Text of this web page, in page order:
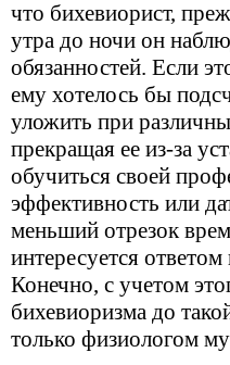
что бихевиорист,
утра до ночи он
обязанностей. Если
ему хотелось бы
уложить при
прекращая ее из-за
обучиться своей
эффективность или
меньший отрезок
интересуется
Конечно, с учетом
бихевиоризма до
только физиологом